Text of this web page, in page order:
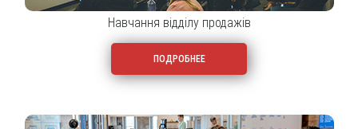
Навчання відділу продажів
ПОДРОБНЕЕ